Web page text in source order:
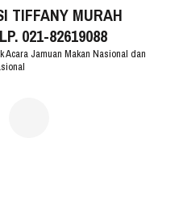
TIFFANY MURAH
021-82619088
Jamuan Makan Nasional dan